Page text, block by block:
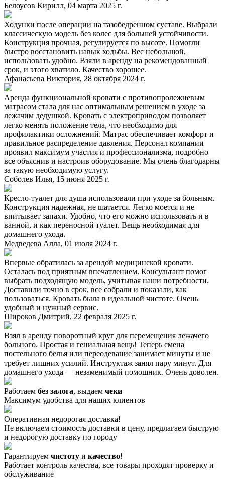
Белоусов Кирилл, 04 марта 2025 г.
Ходунки после операции на тазобедренном суставе. Выбрали
классическую модель без колес для большей устойчивости.
Конструкция прочная, регулируется по высоте. Помогли
быстро восстановить навык ходьбы. Вес небольшой,
использовать удобно. Взяли в аренду на рекомендованный
срок, и этого хватило. Качество хорошее.
Афанасьева Виктория, 28 октября 2024 г.
Аренда функциональной кровати с противопролежневым
матрасом стала для нас оптимальным решением в уходе за
лежачим дедушкой. Кровать с электроприводом позволяет
легко менять положение тела, что необходимо для
профилактики осложнений. Матрас обеспечивает комфорт и
правильное распределение давления. Персонал компании
проявил максимум участия и профессионализма, подробно
все объяснив и настроив оборудование. Мы очень благодарны
за такую необходимую услугу.
Соболев Илья, 15 июня 2025 г.
Кресло-туалет для душа использовали при уходе за больным.
Конструкция надежная, не шатается. Легко моется и не
впитывает запахи. Удобно, что его можно использовать и в
ванной, и как переносной туалет. Вещь необходимая для
домашнего ухода.
Медведева Алла, 01 июля 2024 г.
Впервые обратилась за арендой медицинской кровати.
Осталась под приятным впечатлением. Консультант помог
выбрать подходящую модель, учитывая наши потребности.
Доставили точно в срок, все собрали и показали, как
пользоваться. Кровать была в идеальной чистоте. Очень
удобный и нужный сервис.
Широков Дмитрий, 22 февраля 2025 г.
Взял в аренду поворотный круг для перемещения лежачего
больного. Простая и гениальная вещь! Теперь смена
постельного белья или переодевание занимает минуты и не
требует лишних усилий. Инструктаж занял пару минут. Для
домашнего ухода — незаменимый помощник. Очень доволен.
Работаем без залога, выдаем чеки
Максимум удобства для наших клиентов
Оперативная недорогая доставка!
Не включаем стоимость доставки в цену, предлагаем быструю
и недорогую доставку по городу
Гарантируем чистоту и качество!
Работает контроль качества, все товары проходят проверку и
обслуживание